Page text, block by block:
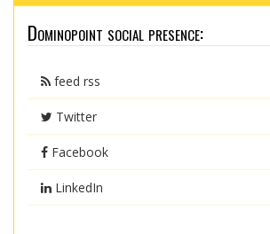
Dominopoint social presence:
feed rss
Twitter
Facebook
LinkedIn